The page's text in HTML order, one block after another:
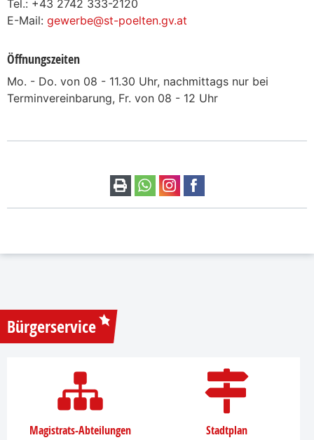
Tel.: +43 2742 333-2120
E-Mail: gewerbe@st-poelten.gv.at
Öffnungszeiten
Mo. - Do. von 08 - 11.30 Uhr, nachmittags nur bei
Terminvereinbarung, Fr. von 08 - 12 Uhr
Bürgerservice
Magistrats-Abteilungen Stadtplan